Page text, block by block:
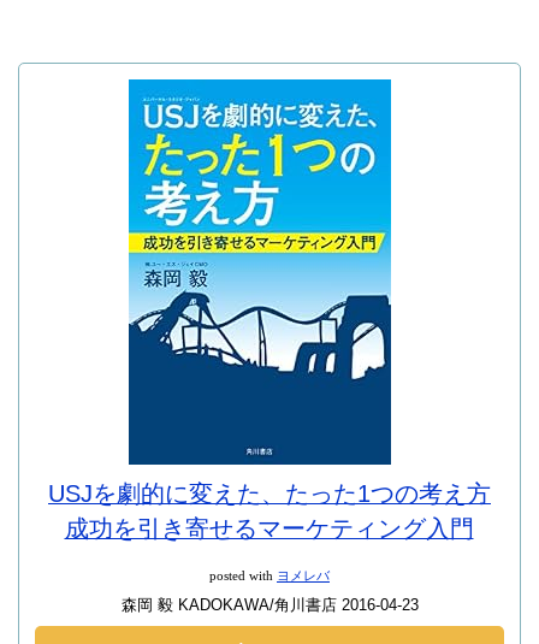
USJを劇的に変えた、たった1つの考え方
成功を引き寄せるマーケティング入門
posted with ヨメレバ
森岡 毅 KADOKAWA/角川書店 2016-04-23